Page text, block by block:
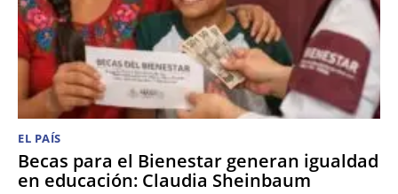
EL PAÍS
Becas para el Bienestar generan igualdad
en educación: Claudia Sheinbaum